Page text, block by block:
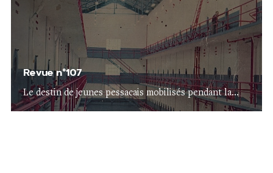
Revue n°107
Le destin de jeunes pessacais mobilisés pendant la...